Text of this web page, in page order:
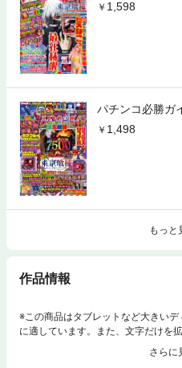
1,598
パチンコ必勝ガ
1,498
もっと
作品情報
※この商品はタブレットなど大きい
に適しています。また、文字だけを
ト、検索、辞書の参照、引用などの
に関する注意事項1）紙版のDVDは